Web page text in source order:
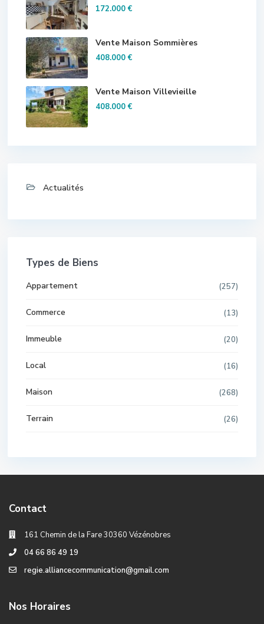
172.000 €
Vente Maison Sommières
408.000 €
Vente Maison Villevieille
408.000 €
Actualités
Types de Biens
Appartement (257)
Commerce (13)
Immeuble (20)
Local (16)
Maison (268)
Terrain (26)
Contact
161 Chemin de la Fare 30360 Vézénobres
04 66 86 49 19
regie.alliancecommunication@gmail.com
Nos Horaires